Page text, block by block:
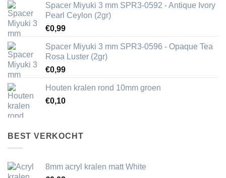
Spacer Miyuki 3 mm SPR3-0592 - Antique Ivory
Pearl Ceylon (2gr)
€0,99
Spacer Miyuki 3 mm SPR3-0596 - Opaque Tea
Rosa Luster (2gr)
€0,99
Houten kralen rond 10mm groen
€0,10
BEST VERKOCHT
8mm acryl kralen matt White